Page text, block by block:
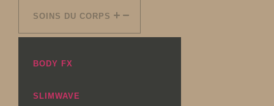
SOINS DU CORPS
BODY FX
SLIMWAVE